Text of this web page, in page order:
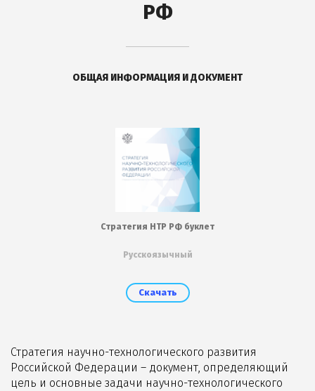
РФ
ОБЩАЯ ИНФОРМАЦИЯ И ДОКУМЕНТ
Стратегия НТР РФ буклет
Русскоязычный
Скачать
Стратегия научно-технологического развития
Российской Федерации – документ, определяющий
цель и основные задачи научно-технологического